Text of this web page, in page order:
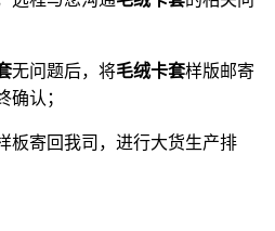
无问题后，将毛绒卡套样版邮寄
确认；
板寄回我司，进行大货生产排